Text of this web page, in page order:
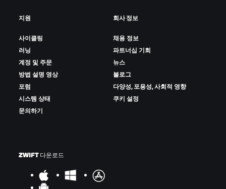
지원
사이클링
러닝
계정 및 주문
방법 설명 영상
포럼
시스템 상태
문의하기
회사 정보
채용 정보
파트너십 기회
뉴스
블로그
다양성, 포용성, 사회적 영향
쿠키 설정
ZWIFT 다운로드